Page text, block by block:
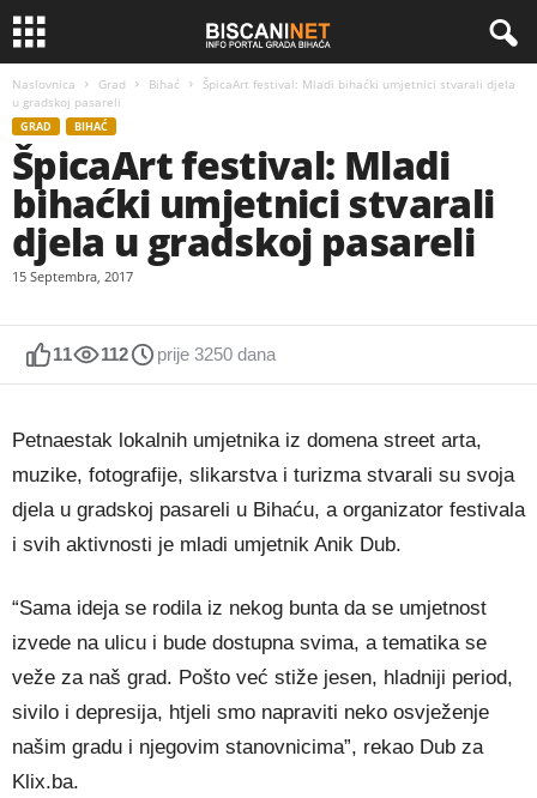
Naslovnica Grad Bihać
ŠpicaArt festival: Mladi bihaćki umjetnici stvarali djela
u gradskoj pasareli
GRAD BIHAĆ
ŠpicaArt festival: Mladi
bihaćki umjetnici stvarali
djela u gradskoj pasareli
15 Septembra, 2017
11 112 prije 3250 dana
Petnaestak lokalnih umjetnika iz domena street arta,
muzike, fotografije, slikarstva i turizma stvarali su svoja
djela u gradskoj pasareli u Bihaću, a organizator festivala
i svih aktivnosti je mladi umjetnik Anik Dub.
“Sama ideja se rodila iz nekog bunta da se umjetnost
izvede na ulicu i bude dostupna svima, a tematika se
veže za naš grad. Pošto već stiže jesen, hladniji period,
sivilo i depresija, htjeli smo napraviti neko osvježenje
našim gradu i njegovim stanovnicima”, rekao Dub za
Klix.ba.